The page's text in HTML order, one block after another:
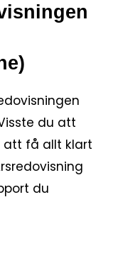
du att
att få allt klart
du